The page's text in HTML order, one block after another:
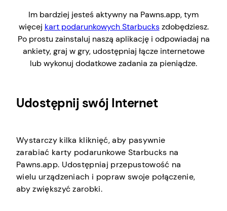
Im bardziej jesteś aktywny na Pawns.app, tym
więcej kart podarunkowych Starbuckszdobędziesz.
Po prostu zainstaluj naszą aplikację i odpowiadaj na
ankiety, graj w gry, udostępniaj łącze internetowe
lub wykonuj dodatkowe zadania za pieniądze.
Udostępnij swój Internet
Wystarczy kilka kliknięć, aby pasywnie
zarabiać karty podarunkowe Starbucks na
Pawns.app. Udostępniaj przepustowość na
wielu urządzeniach i popraw swoje połączenie,
aby zwiększyć zarobki.